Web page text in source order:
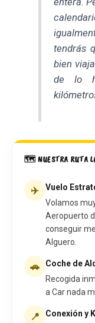
tendrás
bien
de lo
🗺️ NUESTRA RUTA
✈️
Vuelo
Volamos
Aeropuerto
conseguir
Alguero.
🚗
Coche de
Recogida
a Car nada
📍
Conexión y